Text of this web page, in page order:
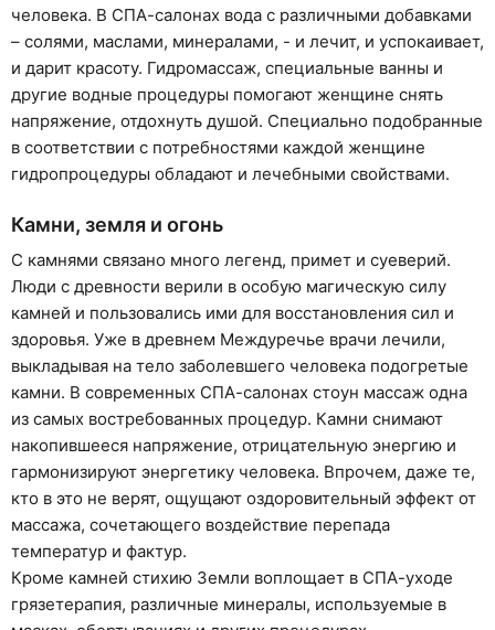
человека. В СПА-салонах вода с различными добавками
– солями, маслами, минералами, - и лечит, и успокаивает,
и дарит красоту. Гидромассаж, специальные ванны и
другие водные процедуры помогают женщине снять
напряжение, отдохнуть душой. Специально подобранные
в соответствии с потребностями каждой женщине
гидропроцедуры обладают и лечебными свойствами.
Камни, земля и огонь
С камнями связано много легенд, примет и суеверий.
Люди с древности верили в особую магическую силу
камней и пользовались ими для восстановления сил и
здоровья. Уже в древнем Междуречье врачи лечили,
выкладывая на тело заболевшего человека подогретые
камни. В современных СПА-салонах стоун массаж одна
из самых востребованных процедур. Камни снимают
накопившееся напряжение, отрицательную энергию и
гармонизируют энергетику человека. Впрочем, даже те,
кто в это не верят, ощущают оздоровительный эффект от
массажа, сочетающего воздействие перепада
температур и фактур.
Кроме камней стихию Земли воплощает в СПА-уходе
грязетерапия, различные минералы, используемые в